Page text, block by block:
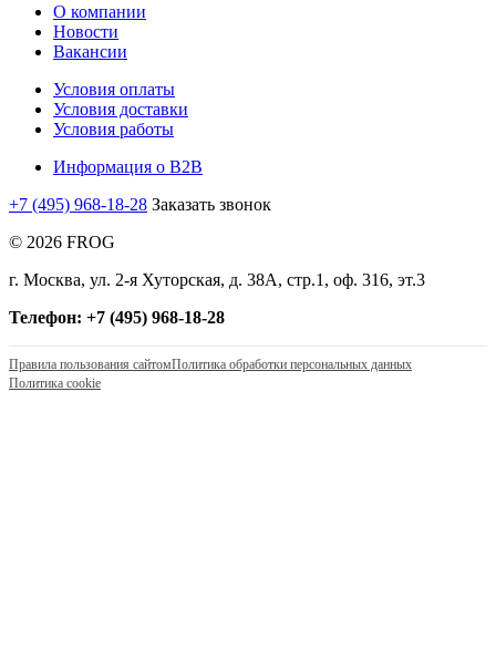
О компании
Новости
Вакансии
Условия оплаты
Условия доставки
Условия работы
Информация о B2B
+7 (495) 968-18-28 Заказать звонок
© 2026 FROG
г. Москва, ул. 2-я Хуторская, д. 38А, стр.1, оф. 316, эт.3
Телефон: +7 (495) 968-18-28
Правила пользования сайтомПолитика обработки персональных данных
Политика cookie